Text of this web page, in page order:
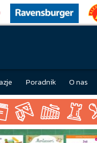
Poradnik O nas